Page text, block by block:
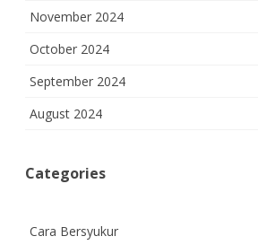
November 2024
October 2024
September 2024
August 2024
Categories
Cara Bersyukur